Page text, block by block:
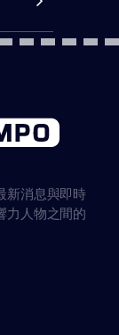
新消息與即時
力人物之間的